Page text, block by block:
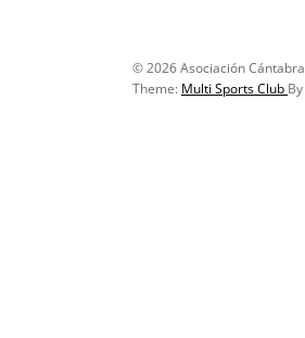
Theme: Multi Sports Club By